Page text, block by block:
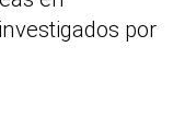
por